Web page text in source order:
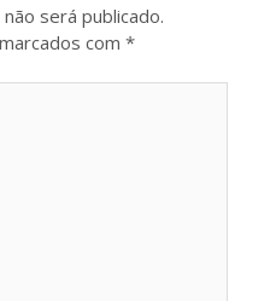
será publicado.
com *